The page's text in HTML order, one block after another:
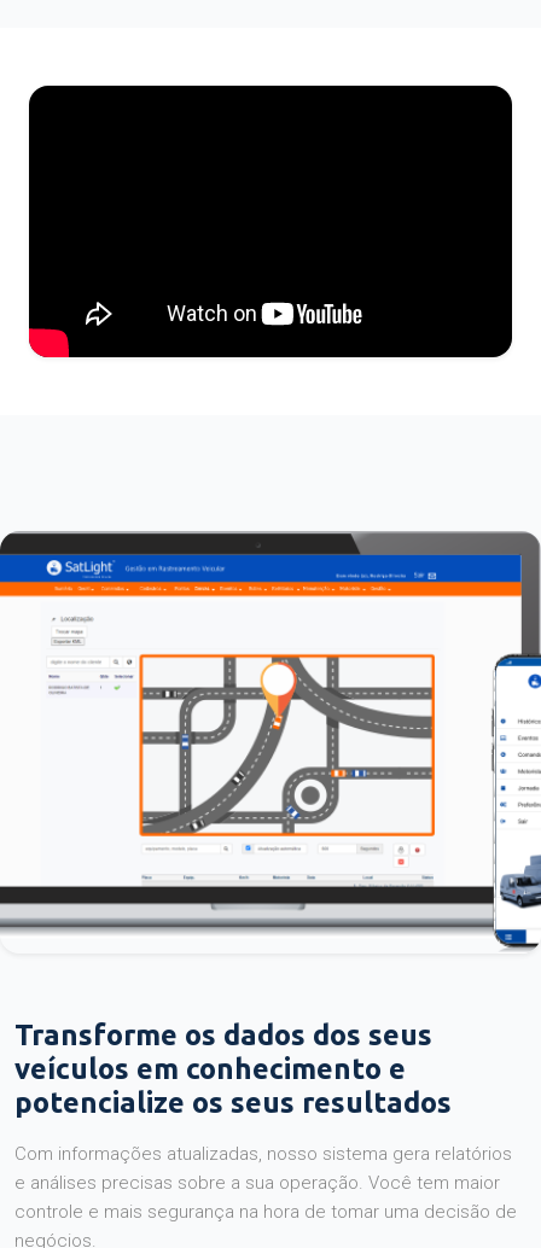
Transforme os dados dos seus
veículos em conhecimento e
potencialize os seus resultados
Com informações atualizadas, nosso sistema gera relatórios
e análises precisas sobre a sua operação. Você tem maior
controle e mais segurança na hora de tomar uma decisão de
negócios.